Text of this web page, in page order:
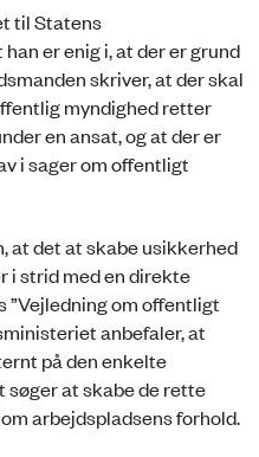
til Statens
er enig i, at der er grund
skriver, at der skal
myndighed retter
en ansat, og at der er
i sager om offentligt
at det at skabe usikkerhed
i strid med en direkte
om offentligt
anbefaler, at
på den enkelte
søger at skabe de rette
arbejdspladsens forhold.